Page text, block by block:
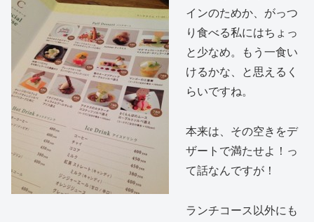
インのためか、がっつ
り食べる私にはちょっ
と少なめ。もう一食い
けるかな、と思えるく
らいですね。
本来は、その空きをデ
ザートで満たせよ！っ
て話なんですが！
ランチコース以外にも